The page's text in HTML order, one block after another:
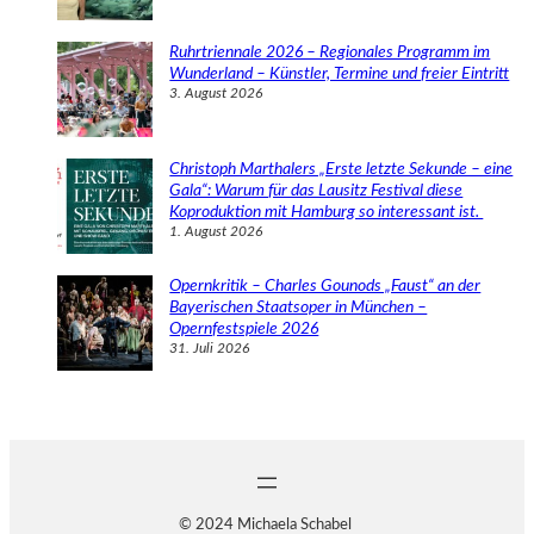
Ruhrtriennale 2026 – Regionales Programm im
Wunderland – Künstler, Termine und freier Eintritt
3. August 2026
Christoph Marthalers „Erste letzte Sekunde – eine
Gala“: Warum für das Lausitz Festival diese
Koproduktion mit Hamburg so interessant ist.
1. August 2026
Opernkritik – Charles Gounods „Faust“ an der
Bayerischen Staatsoper in München –
Opernfestspiele 2026
31. Juli 2026
© 2024 Michaela Schabel